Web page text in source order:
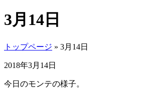
3月14日
トップページ » 3月14日
2018年3月14日
今日のモンテの様子。